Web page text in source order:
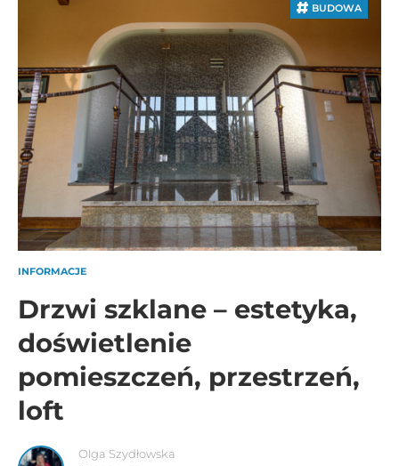
BUDOWA
INFORMACJE
Drzwi szklane – estetyka,
doświetlenie
pomieszczeń, przestrzeń,
loft
Olga Szydłowska